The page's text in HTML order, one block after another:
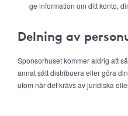
ge information om ditt konto,
Delning av
Sponsorhuset kommer aldrig att
annat sätt distribuera eller göra
utom när det krävs av juridiska